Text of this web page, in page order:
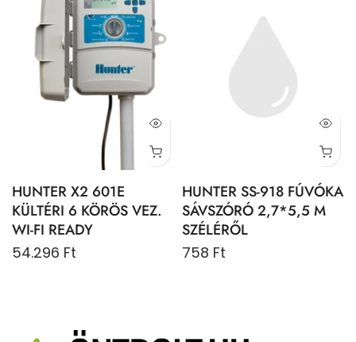
HUNTER X2 601E
KÜLTÉRI 6 KÖRÖS VEZ.
WI-FI READY
54.296 Ft
HUNTER SS-918 FÚVÓKA
SÁVSZÓRÓ 2,7*5,5 M
SZÉLÉRŐL
758 Ft